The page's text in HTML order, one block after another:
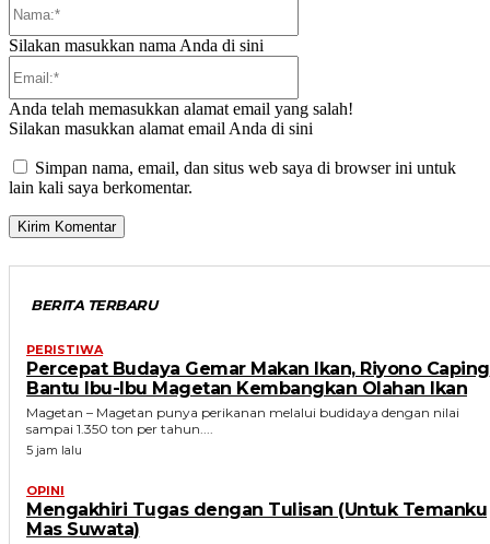
Silakan masukkan nama Anda di sini
Anda telah memasukkan alamat email yang salah!
Silakan masukkan alamat email Anda di sini
Simpan nama, email, dan situs web saya di browser ini untuk
lain kali saya berkomentar.
BERITA TERBARU
PERISTIWA
Percepat Budaya Gemar Makan Ikan, Riyono Caping
Bantu Ibu-Ibu Magetan Kembangkan Olahan Ikan
Magetan – Magetan punya perikanan melalui budidaya dengan nilai
sampai 1.350 ton per tahun....
5 jam lalu
OPINI
Mengakhiri Tugas dengan Tulisan (Untuk Temanku
Mas Suwata)